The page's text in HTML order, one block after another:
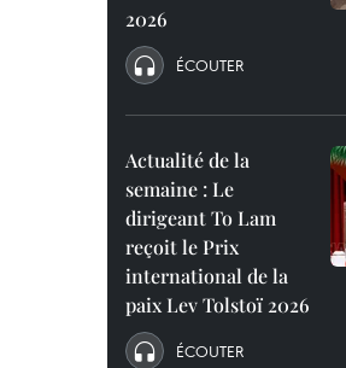
2026
ÉCOUTER
Actualité de la
semaine : Le
dirigeant To Lam
reçoit le Prix
international de la
paix Lev Tolstoï 2026
ÉCOUTER